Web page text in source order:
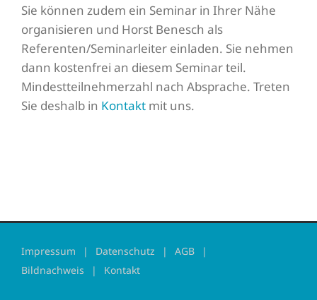
Sie können zudem ein Seminar in Ihrer Nähe
organisieren und Horst Benesch als
Referenten/Seminarleiter einladen. Sie nehmen
dann kostenfrei an diesem Seminar teil.
Mindestteilnehmerzahl nach Absprache. Treten
Sie deshalb in Kontakt mit uns.
Impressum Datenschutz
AGB
Bildnachweis
Kontakt